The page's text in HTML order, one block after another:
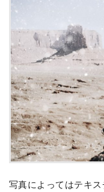
写真によってはテキ